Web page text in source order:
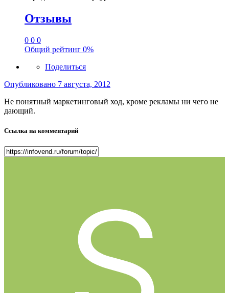
Отзывы
0 0 0
Общий рейтинг 0%
Поделиться
Опубликовано 7 августа, 2012
Не понятный маркетинговый ход, кроме рекламы ни чего не
дающий.
Ссылка на комментарий